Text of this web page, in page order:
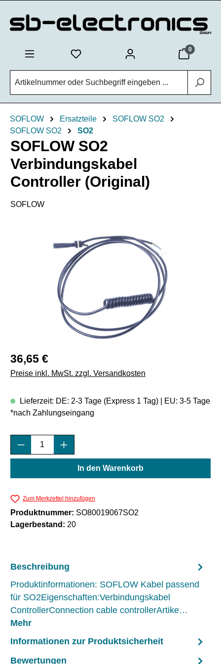
0
SOFLOW Ersatzteile
SOFLOW SO2
SOFLOW SO2
SO2
SOFLOW SO2
Verbindungskabel
Controller (Original)
SOFLOW
Bildergalerie überspringen
Regulärer Preis:
36,65 €
Preise inkl. MwSt. zzgl. Versandkosten
Lieferzeit: DE: 2-3 Tage (Express 1 Tag) | EU: 3-5 Tage
*nach Zahlungseingang
Produkt Anzahl: Gib den gewünschten
In den Warenkorb
Zum Merkzettel hinzufügen
Produktnummer: SO80019067SO2
Lagerbestand: 20
Beschreibung
Produktinformationen: SOFLOW Kabel passend
für SO2Eigenschaften:Verbindungskabel
ControllerConnection cable controllerArtike…
Mehr
Informationen zur Produktsicherheit
Bewertungen